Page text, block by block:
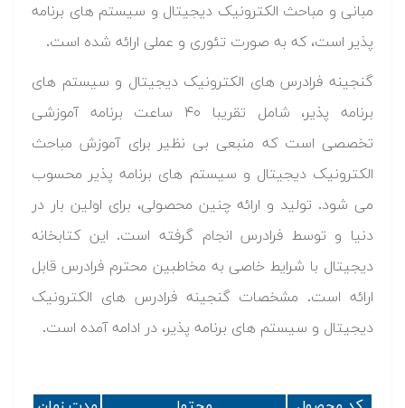
مبانی و مباحث الکترونیک دیجیتال و سیستم های برنامه
پذیر است، که به صورت تئوری و عملی ارائه شده است.
گنجینه فرادرس های الکترونیک دیجیتال و سیستم های
برنامه پذیر، شامل تقریبا ۴۰ ساعت برنامه آموزشی
تخصصی است که منبعی بی نظیر برای آموزش مباحث
الکترونیک دیجیتال و سیستم های برنامه پذیر محسوب
می شود. تولید و ارائه چنین محصولی، برای اولین بار در
دنیا و توسط فرادرس انجام گرفته است. این کتابخانه
دیجیتال با شرایط خاصی به مخاطبین محترم فرادرس قابل
ارائه است. مشخصات گنجینه فرادرس های الکترونیک
دیجیتال و سیستم های برنامه پذیر، در ادامه آمده است.